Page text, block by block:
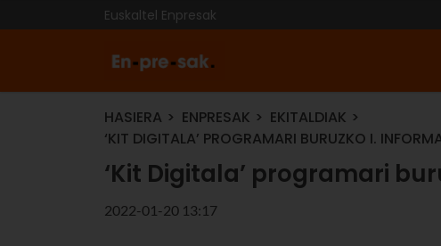
Euskaltel Enpresak
HASIERA ENPRESAK
EKITALDIAK
‘KIT DIGITALA’ PROGRAMARI BURUZKO I.
‘Kit Digitala’ programari
2022-01-20 13:17